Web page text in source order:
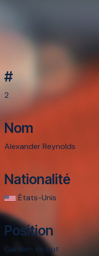
#
2
Nom
Alexander Reynolds
Nationalité
États-Unis
Position
Gardien de but